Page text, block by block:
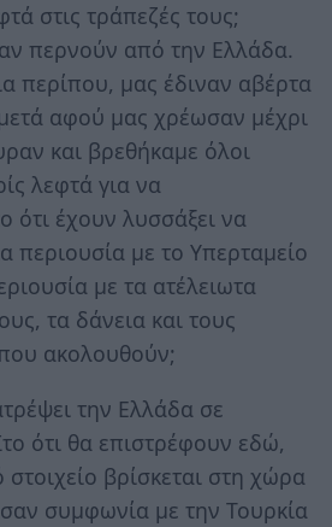
στις τράπεζές τους;
περνούν από την Ελλάδα.
περίπου, μας έδιναν αβέρτα
αφού μας χρέωσαν μέχρι
και βρεθήκαμε όλοι
λεφτά για να
ότι έχουν λυσσάξει να
περιουσία με το Υπερταμείο
με τα ατέλειωτα
τα δάνεια και τους
ακολουθούν;
την Ελλάδα σε
ότι θα επιστρέφουν εδώ,
στοιχείο βρίσκεται στη χώρα
συμφωνία με την Τουρκία